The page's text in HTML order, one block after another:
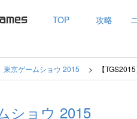
TOP 攻略
東京ゲームショウ 2015 【
ショウ 2015